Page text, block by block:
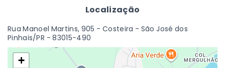
Localização
Rua Manoel Martins, 905 - Costeira - São José dos
Pinhais/PR - 83015-490
+